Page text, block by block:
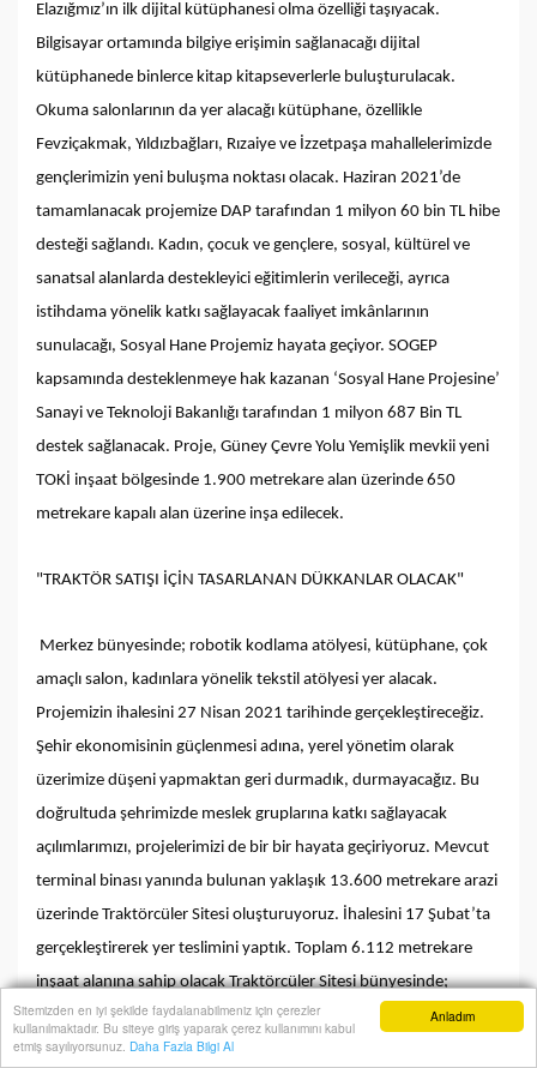
Anladım
Sitemizden en iyi şekilde faydalanabilmeniz için çerezler
kullanılmaktadır. Bu siteye giriş yaparak çerez kullanımını kabul
etmiş sayılıyorsunuz. Daha Fazla Bilgi Al
Elazığmız’ın ilk dijital kütüphanesi olma özelliği taşıyacak.
Bilgisayar ortamında bilgiye erişimin sağlanacağı dijital
kütüphanede binlerce kitap kitapseverlerle buluşturulacak.
Okuma salonlarının da yer alacağı kütüphane, özellikle
Fevziçakmak, Yıldızbağları, Rızaiye ve İzzetpaşa mahallelerimizde
gençlerimizin yeni buluşma noktası olacak. Haziran 2021’de
tamamlanacak projemize DAP tarafından 1 milyon 60 bin TL hibe
desteği sağlandı. Kadın, çocuk ve gençlere, sosyal, kültürel ve
sanatsal alanlarda destekleyici eğitimlerin verileceği, ayrıca
istihdama yönelik katkı sağlayacak faaliyet imkânlarının
sunulacağı, Sosyal Hane Projemiz hayata geçiyor. SOGEP
kapsamında desteklenmeye hak kazanan ‘Sosyal Hane Projesine’
Sanayi ve Teknoloji Bakanlığı tarafından 1 milyon 687 Bin TL
destek sağlanacak. Proje, Güney Çevre Yolu Yemişlik mevkii yeni
TOKİ inşaat bölgesinde 1.900 metrekare alan üzerinde 650
metrekare kapalı alan üzerine inşa edilecek.
"TRAKTÖR SATIŞI İÇİN TASARLANAN DÜKKANLAR OLACAK"
Merkez bünyesinde; robotik kodlama atölyesi, kütüphane, çok
amaçlı salon, kadınlara yönelik tekstil atölyesi yer alacak.
Projemizin ihalesini 27 Nisan 2021 tarihinde gerçekleştireceğiz.
Şehir ekonomisinin güçlenmesi adına, yerel yönetim olarak
üzerimize düşeni yapmaktan geri durmadık, durmayacağız. Bu
doğrultuda şehrimizde meslek gruplarına katkı sağlayacak
açılımlarımızı, projelerimizi de bir bir hayata geçiriyoruz. Mevcut
terminal binası yanında bulunan yaklaşık 13.600 metrekare arazi
üzerinde Traktörcüler Sitesi oluşturuyoruz. İhalesini 17 Şubat’ta
gerçekleştirerek yer teslimini yaptık. Toplam 6.112 metrekare
inşaat alanına sahip olacak Traktörcüler Sitesi bünyesinde;
dükkânlar, kafeterya, mescit, açık otopark alanı ve yeşil alanlar
yer alacak. Traktör satışı için tasarlanan dükkânlar kapalı ve yarı
Anasayfa Yazarlar Haber Ara